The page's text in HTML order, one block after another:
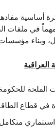
أساسية
في ملفات
وبناء
الملحة
قطاع